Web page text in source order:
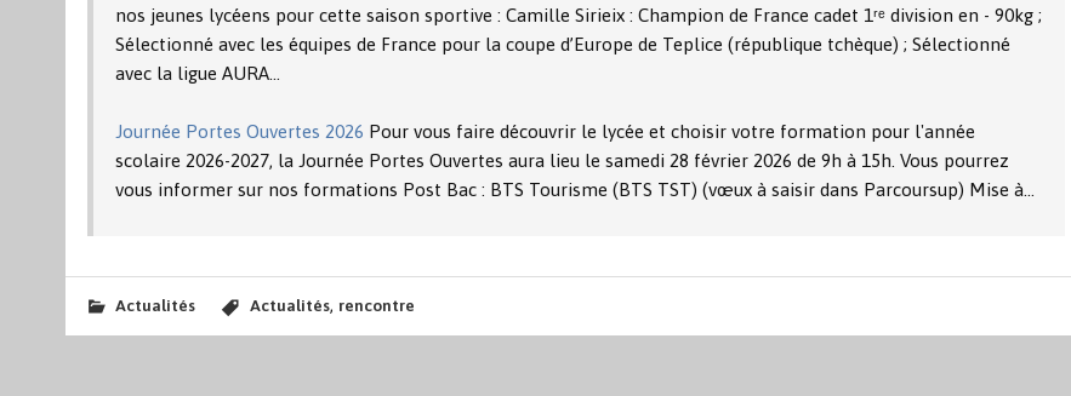
nos jeunes lycéens pour cette saison sportive : Camille Sirieix : Champion de France cadet 1ʳᵉ division en - 90kg ;
Sélectionné avec les équipes de France pour la coupe d’Europe de Teplice (république tchèque) ; Sélectionné
avec la ligue AURA…
Journée Portes Ouvertes 2026 Pour vous faire découvrir le lycée et choisir votre formation pour l'année
scolaire 2026-2027, la Journée Portes Ouvertes aura lieu le samedi 28 février 2026 de 9h à 15h. Vous pourrez
vous informer sur nos formations Post Bac : BTS Tourisme (BTS TST) (vœux à saisir dans Parcoursup) Mise à…
Actualités Actualités, rencontre